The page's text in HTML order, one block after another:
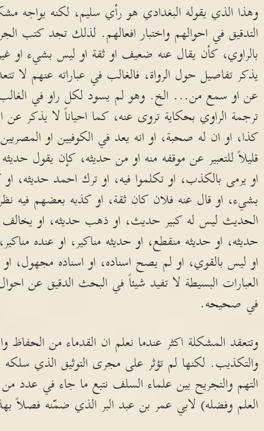
وهذا الذي يقوله البغدادي هو رأي سليم، لكنه يواجه
التدقيق في احوالهم واختبار افعالهم. لذلك تجد كتب
بالراوي، كأن يقال عنه ضعيف او ثقة او ليس بشيء او
يذكر تفاصيل حول الرواة، فالغالب في عباراته عنهم
عن او سمع من... الخ. وهو لم يسود لكل راو في الغالب
ترجمة الراوي بحكاية تروى عنه، كما احياناً لا يذكر
كذا، او ان له صحبة، او انه يعد في الكوفيين او المصريين
قليلاً للتعبير عن موقفه منه او من حديثه، كإن يقول
او يرمى بالكذب، او تكلموا فيه، او ترك احمد حديثه،
بشيء، او قال عنه فلان كان ثقة، او كذبه بعضهم فيه
الحديث ليس له كبير حديث، او ذهب حديثه، او
حديثه، او حديثه منقطع، او حديثه مناكير، او عنده
او ليس بالقوي، او لم يصح اسناده، او اسناده مجهول،
العبارات البسيطة لا تفيد شيئاً في البحث الدقيق عن
في صحيحه.
وتتعقد المشكلة اكثر عندما نعلم ان القدماء من الحفاظ
والتكذيب. لكنها لم تؤثر على مجرى التوثيق الذي
التهم والتجريح بين علماء السلف نتبع ما جاء في عدد
العلم وفضله) لابي عمر بن عبد البر الذي ضمّنه فصلاً